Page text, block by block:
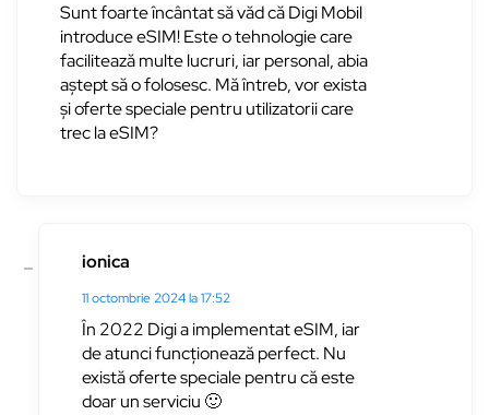
Sunt foarte încântat să văd că Digi Mobil
introduce eSIM! Este o tehnologie care
facilitează multe lucruri, iar personal, abia
aștept să o folosesc. Mă întreb, vor exista
și oferte speciale pentru utilizatorii care
trec la eSIM?
ionica
11 octombrie 2024 la 17:52
În 2022 Digi a implementat eSIM, iar
de atunci funcționează perfect. Nu
există oferte speciale pentru că este
doar un serviciu 🙂